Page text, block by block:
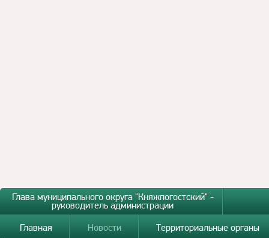
Глава муниципального округа "Княжпогостский" -
руководитель администрации
Главная
Новости Территориальные органы